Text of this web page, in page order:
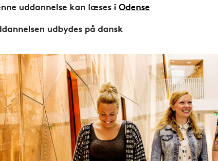
uddannelse kan læses i Odense
udbydes på dansk